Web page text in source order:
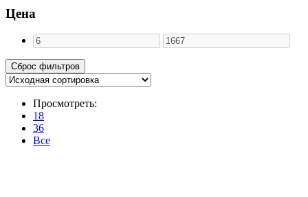
Цена
Просмотреть:
18
36
Все